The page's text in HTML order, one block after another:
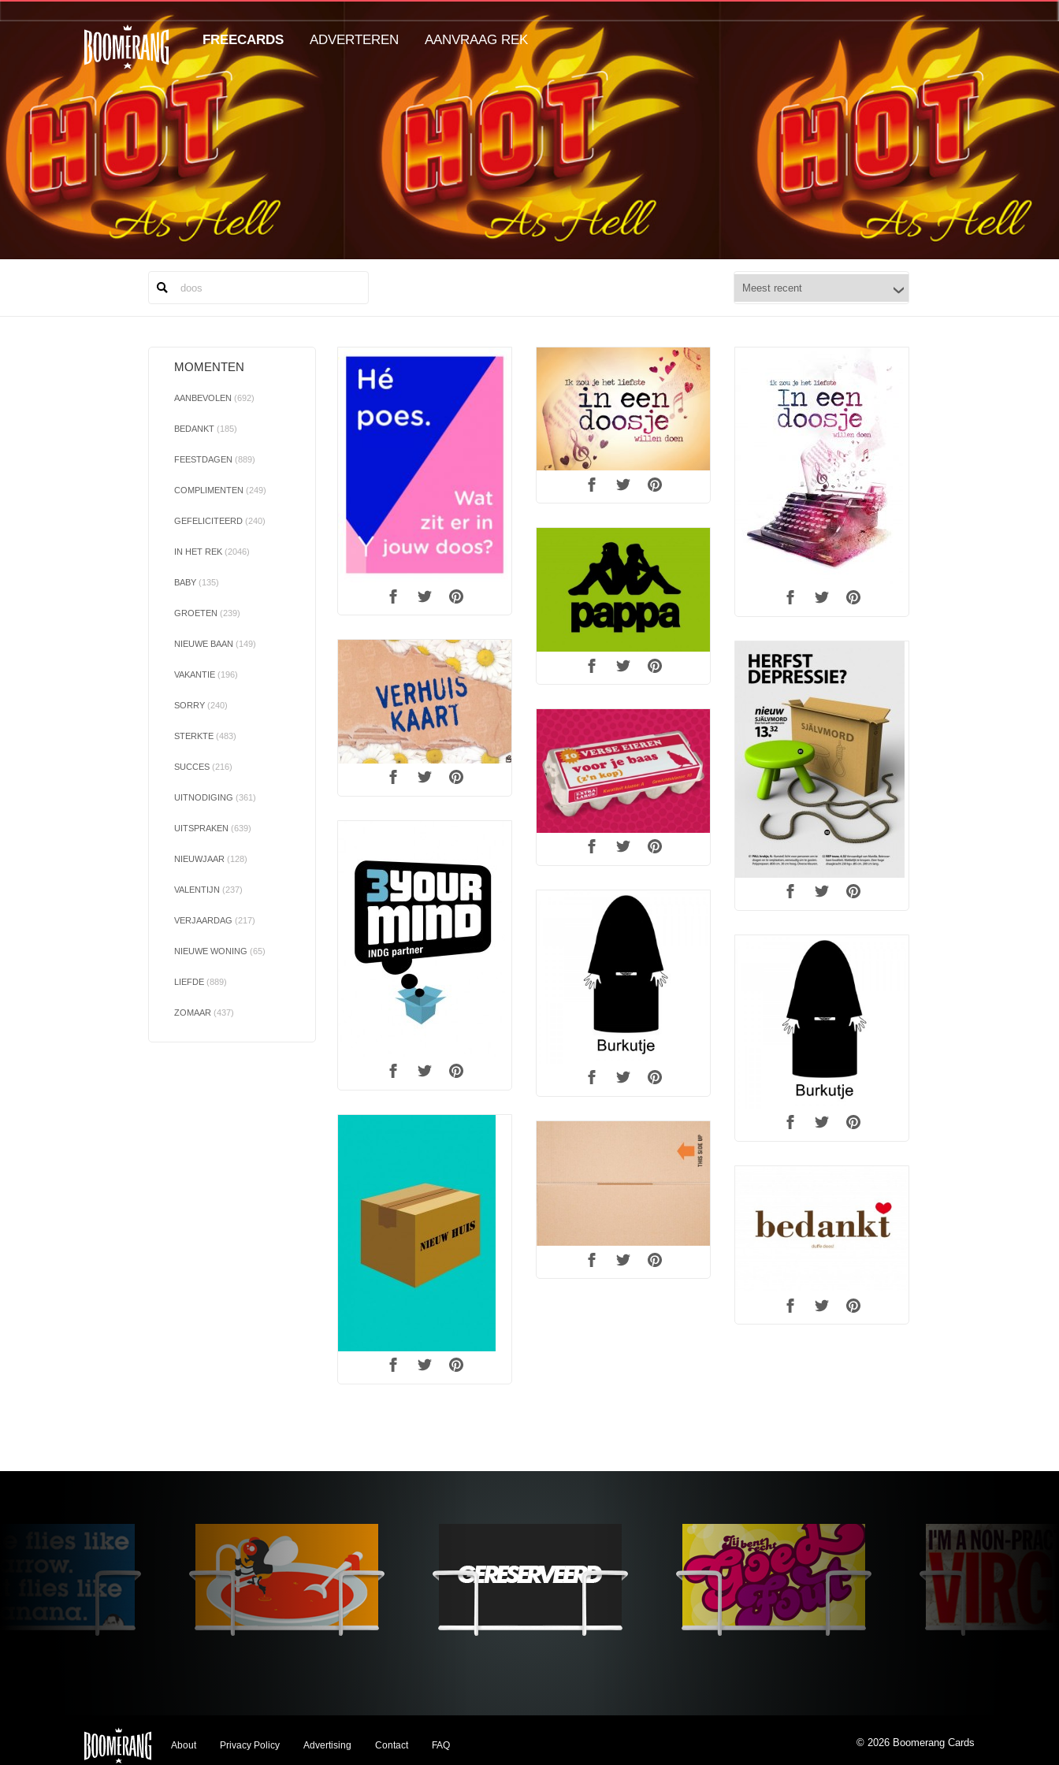
MOMENTEN
AANBEVOLEN (692)
BEDANKT (185)
FEESTDAGEN (889)
COMPLIMENTEN (249)
GEFELICITEERD (240)
IN HET REK (2046)
BABY (135)
GROETEN (239)
NIEUWE BAAN (149)
VAKANTIE (196)
SORRY (240)
STERKTE (483)
SUCCES (216)
UITNODIGING (361)
UITSPRAKEN (639)
NIEUWJAAR (128)
VALENTIJN (237)
VERJAARDAG (217)
NIEUWE WONING (65)
LIEFDE (889)
ZOMAAR (437)
About Privacy Policy Advertising Contact FAQ © 2026 Boomerang Cards
FREECARDS ADVERTEREN AANVRAAG REK